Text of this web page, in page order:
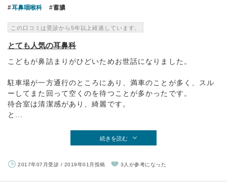
耳鼻咽喉科 蓄膿
この口コミは受診から5年以上経過しています。
とても人気の耳鼻科
こどもが鼻詰まりがひどいためお世話になりました。
駐車場が一方通行のところにあり、満車のことが多く、スル
ーしてまた回って空くのを待つことが多かったです。
待合室は清潔感があり、綺麗です。
と...
続きを読む
2017年07月受診 / 2019年01月投稿 3人が参考になった